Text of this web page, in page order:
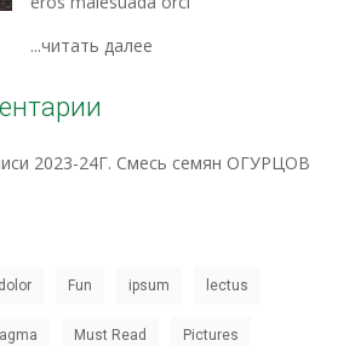
...читать далее
2023-24Г. Смесь семян ОГУРЦОВ
dolor Fun ipsum lectus
Must Read Pictures